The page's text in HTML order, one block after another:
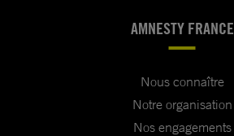
AMNESTY FRANCE
Nous connaître
Notre organisation
Nos engagements